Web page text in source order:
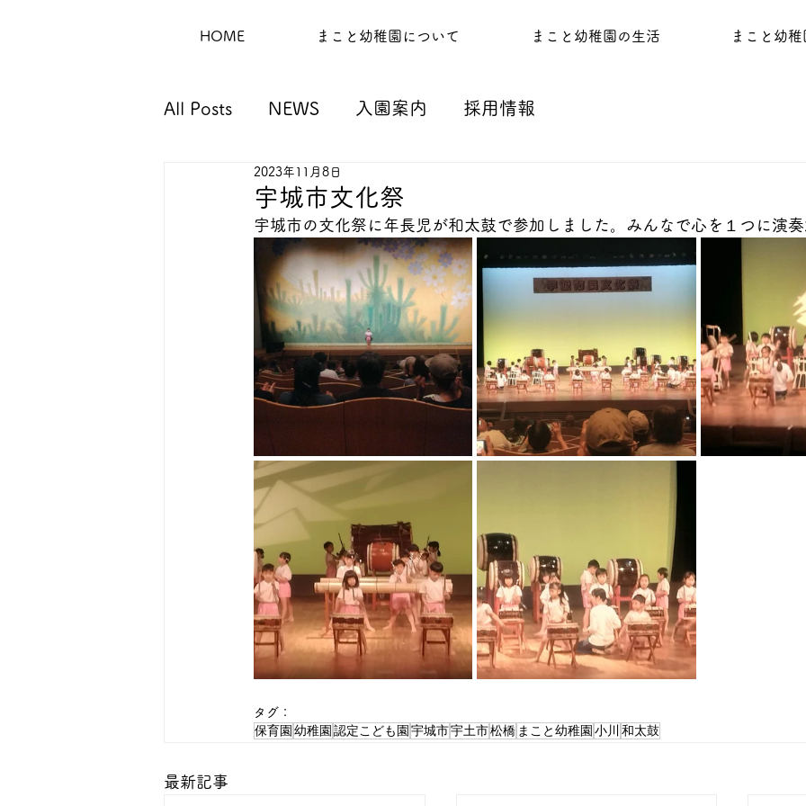
HOME まこと幼稚園について まこと幼稚園の生活 まこと幼
All Posts NEWS 入園案内 採用情報
宇城市文化祭
2023年11月8日
宇城市の文化祭に年長児が和太鼓で参加しました。みんなで心を１つに演
タグ：
保育園 幼稚園 認定こども園 宇城市宇土市松橋 まこと幼稚園 小川 和太鼓
最新記事